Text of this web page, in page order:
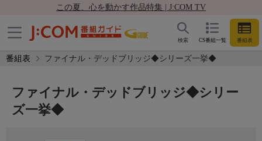
この夏、心を動かす作品特集 | J:COM TV
CS番組一覧 番組表
検索
番組表 ファイナル・デッドブリッジ◆シリーズ一挙◆
ファイナル・デッドブリッジ◆シリー
ズ一挙◆